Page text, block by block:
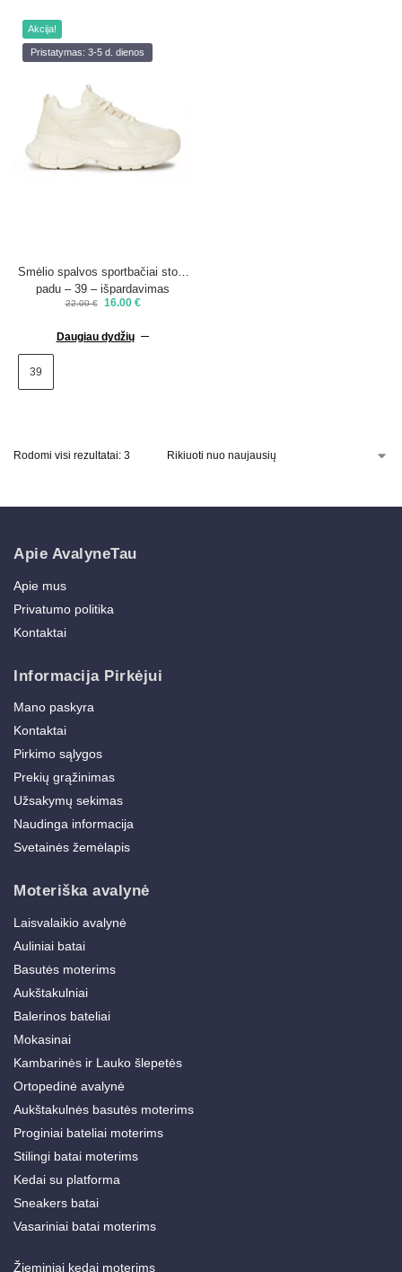
Akcija!
Pristatymas: 3-5 d. dienos
Smėlio spalvos sportbačiai storu
padu – 39 – išpardavimas
22.00€ 16.00 €
Daugiau dydžių
39
Rodomi visi rezultatai: 3
Apie AvalyneTau
Apie mus
Privatumo politika
Kontaktai
Informacija Pirkėjui
Mano paskyra
Kontaktai
Pirkimo sąlygos
Prekių grąžinimas
Užsakymų sekimas
Naudinga informacija
Svetainės žemėlapis
Moteriška avalynė
Laisvalaikio avalynė
Auliniai batai
Basutės moterims
Aukštakulniai
Balerinos bateliai
Mokasinai
Kambarinės ir Lauko šlepetės
Ortopedinė avalynė
Aukštakulnės basutės moterims
Proginiai bateliai moterims
Stilingi batai moterims
Kedai su platforma
Sneakers batai
Vasariniai batai moterims
Žieminiai kedai moterims